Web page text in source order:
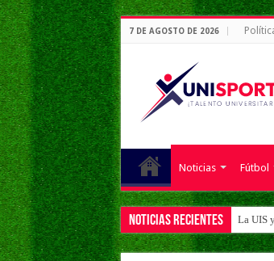
7 DE AGOSTO DE 2026
Noticias Fútbol
Noticias Recientes La UIS
La UIS